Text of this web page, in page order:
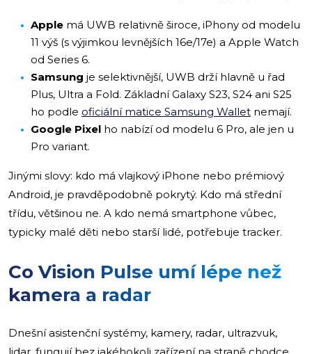
Apple má UWB relativně široce, iPhony od modelu
11 výš (s výjimkou levnějších 16e/17e) a Apple Watch
od Series 6.
Samsung je selektivnější, UWB drží hlavně u řad
Plus, Ultra a Fold. Základní Galaxy S23, S24 ani S25
ho podle oficiální matice Samsung Wallet nemají.
Google Pixel ho nabízí od modelu 6 Pro, ale jen u
Pro variant.
Jinými slovy: kdo má vlajkový iPhone nebo prémiový
Android, je pravděpodobně pokrytý. Kdo má střední
třídu, většinou ne. A kdo nemá smartphone vůbec,
typicky malé děti nebo starší lidé, potřebuje tracker.
Co Vision Pulse umí lépe než
kamera a radar
Dnešní asistenční systémy, kamery, radar, ultrazvuk,